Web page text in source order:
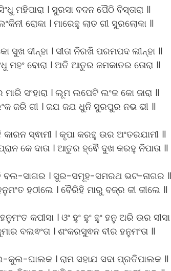
ମହିପାରା । ସୁରସା ବଦନ ପୈଠି ବିସ୍ତାରା ॥
ରୋକା । ମାରେହୁ ଲାତ ଗୀ ସୁରଲୋକା ॥
ସୁଖ ଦୀନ୍ହା । ସୀତା ନିରଖି ପରମପଦ ଲୀନ୍ହା ॥
ମହଂ ବୋରା । ଅତି ଆତୁର ଜମକାତର ତୋରା ॥
ସଂହାରା । ଲୂମ ଲପେଟି ଲଂକ କୋ ଜାରା ॥
ଜରି ଗୀ । ଜଯ ଜଯ ଧୁନି ସୁରପୁର ନଭ ଭୀ ॥
ସ୍ଵାମୀ । କୃପା କରହୁ ଉର ଅଂତରଯାମୀ ॥
କେ ଦାତା । ଆତୁର ହ୍ଵୈ ଦୁଖ କରହୁ ନିପାତା ॥
ବଲ-ସାଗର । ସୁର-ସମୂହ-ସମରଥ ଭଟ-ନାଗର ॥
ହଠୀଲେ । ବୈରିହି ମାରୁ ବଜ୍ର କୀ କୀଲେ ॥
ହନୁମଂତ କପୀସା । ଓଂ ହୁଂ ହୁଂ ହୁଂ ହନୁ ଅରି ଉର
ବଲଵଂତା । ଶଂକରସୁଵନ ବୀର ହନୁମଂତା ॥
କୁଲ-ଘାଲକ । ରାମ ସହାଯ ସଦା ପ୍ରତିପାଲକ ॥